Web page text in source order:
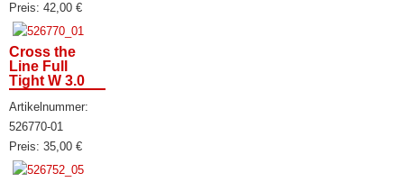
Preis: 42,00 €
Cross the
Line Full
Tight W 3.0
Artikelnummer:
526770-01
Preis: 35,00 €